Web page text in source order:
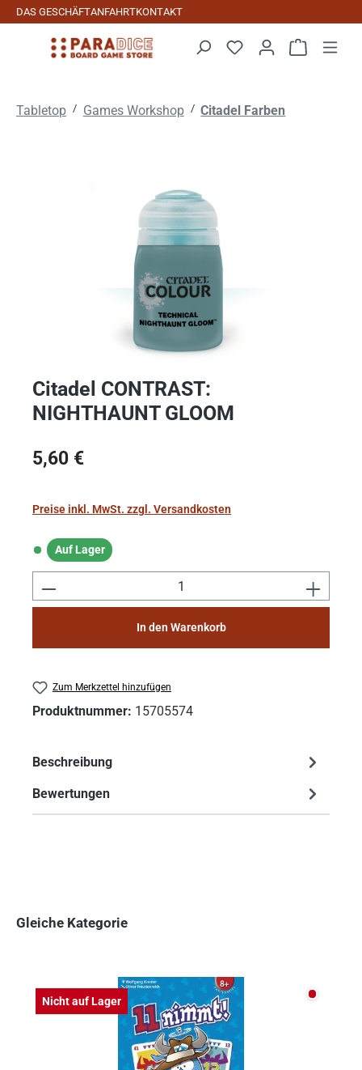
Zum Hauptinhalt springen
DAS GESCHÄFTANFAHRTKONTAKT
Tabletop / Games Workshop / Citadel Farben
Bildergalerie überspringen
Citadel CONTRAST:
NIGHTHAUNT GLOOM
Regulärer Preis:
5,60 €
Preise inkl. MwSt. zzgl. Versandkosten
Auf Lager
Auf Lager
Produkt Anzahl: Gib den gewünschten
In den Warenkorb
Zum Merkzettel hinzufügen
Produktnummer: 15705574
Beschreibung
Bewertungen
Gleiche Kategorie
Nicht auf Lager Nicht